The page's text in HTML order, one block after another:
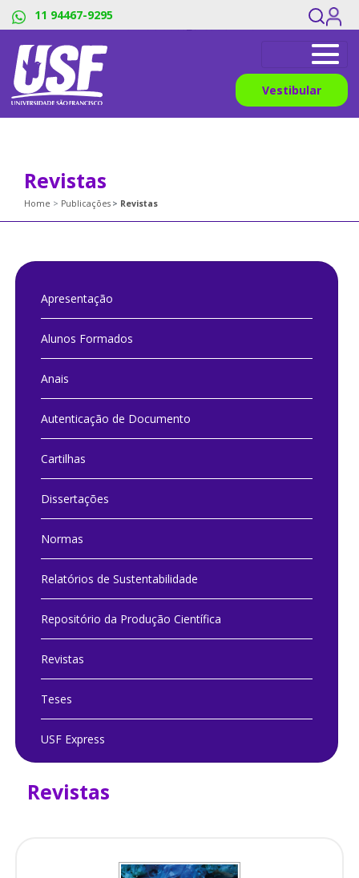
11 94467-9295
Vestibular
#os menus sao dividos pelos pipes, os links devem ter o mesmo
Revistas
Home Publicações Revistas
Apresentação
Alunos Formados
Anais
Autenticação de Documento
Cartilhas
Dissertações
Normas
Relatórios de Sustentabilidade
Repositório da Produção Científica
Revistas
Teses
USF Express
Revistas